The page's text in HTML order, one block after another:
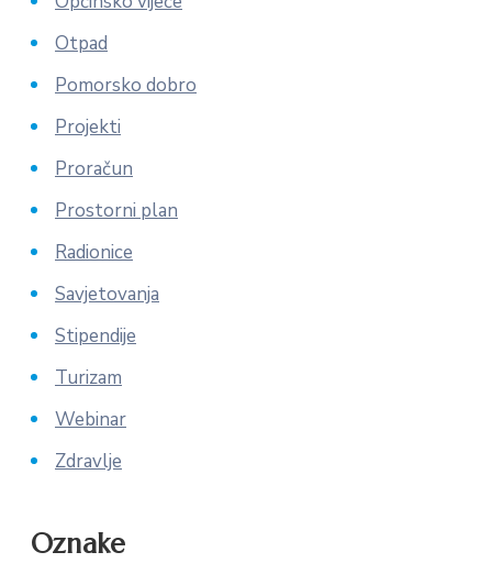
Otpad
Pomorsko dobro
Projekti
Proračun
Prostorni plan
Radionice
Savjetovanja
Stipendije
Turizam
Webinar
Zdravlje
Oznake